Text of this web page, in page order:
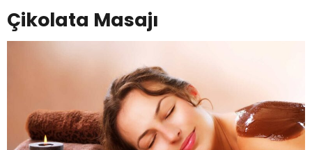
Çikolata Masajı